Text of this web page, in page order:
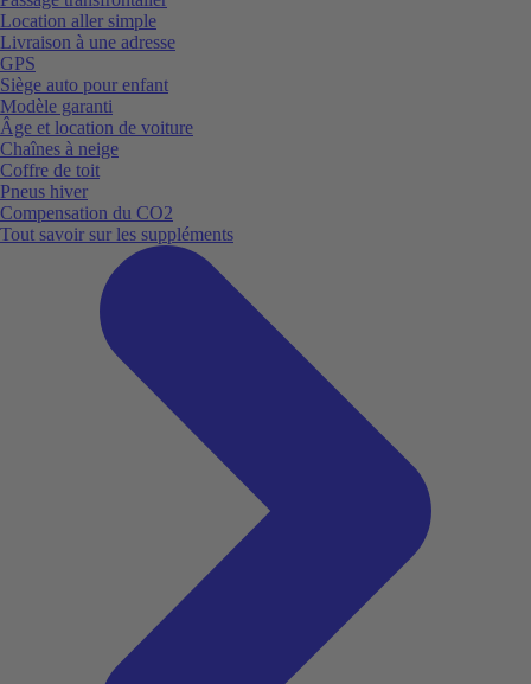
Location aller simple
Livraison à une adresse
GPS
Siège auto pour enfant
Modèle garanti
Âge et location de voiture
Chaînes à neige
Coffre de toit
Pneus hiver
Compensation du CO2
Tout savoir sur les suppléments